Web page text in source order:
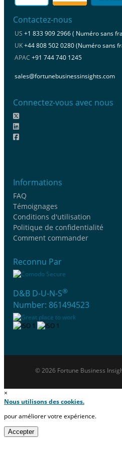
Contactez-nous
US +1 833 909 2966 ( Numéro sans
UK+44 808 502 0280 (Numéro sans
APAC +91 744 740 1245
sales@fortunebusinessinsights.com
Connectez-vous avec nous
Informations
FAQ
Témoignages
Conditions d'utilisation
Politique de confidentialité
Comment commander
Reconnu Par
D&B D-U-N-S®
Number: 861494523
© 2026 Fortune Business
×
Nous utilisons des cookies.
pour améliorer votre expérience.
Accepter